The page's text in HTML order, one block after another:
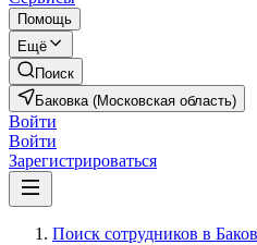
Помощь
Ещё
Поиск
Баковка (Московская область)
Войти
Войти
Зарегистрироваться
Поиск сотрудников в